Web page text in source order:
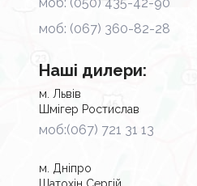
моб: (067) 360-82-28
Наші дилери:
м. Львів
Шмігер Ростислав
моб:(067) 721 31 13
м. Дніпро